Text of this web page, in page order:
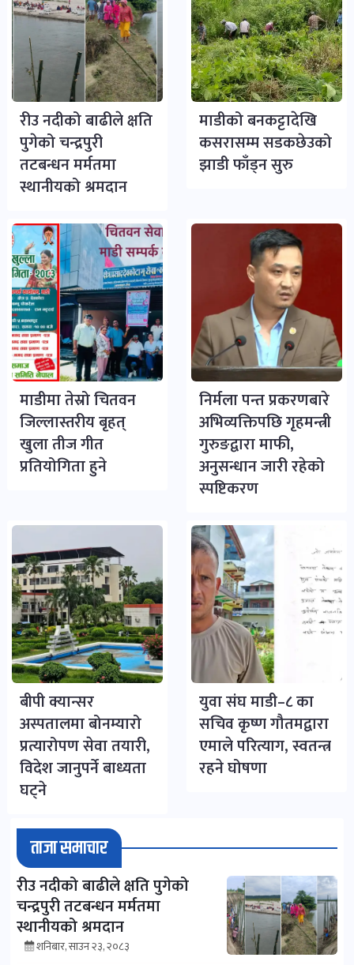
रीउ नदीको बाढीले क्षति
पुगेको चन्द्रपुरी
तटबन्धन मर्मतमा
स्थानीयको श्रमदान
माडीको बनकट्टादेखि
कसरासम्म सडकछेउको
झाडी फाँड्न सुरु
माडीमा तेस्रो चितवन
जिल्लास्तरीय बृहत्
खुला तीज गीत
प्रतियोगिता हुने
निर्मला पन्त प्रकरणबारे
अभिव्यक्तिपछि गृहमन्त्री
गुरुङद्वारा माफी,
अनुसन्धान जारी रहेको
स्पष्टिकरण
बीपी क्यान्सर
अस्पतालमा बोनम्यारो
प्रत्यारोपण सेवा तयारी,
विदेश जानुपर्ने बाध्यता
घट्ने
युवा संघ माडी–८ का
सचिव कृष्ण गौतमद्वारा
एमाले परित्याग, स्वतन्त्र
रहने घोषणा
ताजा समाचार
रीउ नदीको बाढीले क्षति पुगेको
चन्द्रपुरी तटबन्धन मर्मतमा
स्थानीयको श्रमदान
शनिबार, साउन २३, २०८३